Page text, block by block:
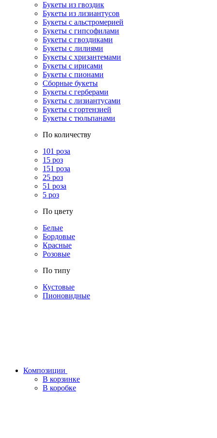
Букеты из гвоздик
Букеты из лизиантусов
Букеты с альстромерией
Букеты с гипсофилами
Букеты с гвоздиками
Букеты с лилиями
Букеты с хризантемами
Букеты с ирисами
Букеты с пионами
Сборные букеты
Букеты с герберами
Букеты с лизиантусами
Букеты с гортензией
Букеты с тюльпанами
По количеству
101 роза
15 роз
151 роза
25 роз
51 роза
5 роз
По цвету
Белые
Бордовые
Красные
Розовые
По типу
Кустовые
Пионовидные
Композиции
В корзинке
В коробке